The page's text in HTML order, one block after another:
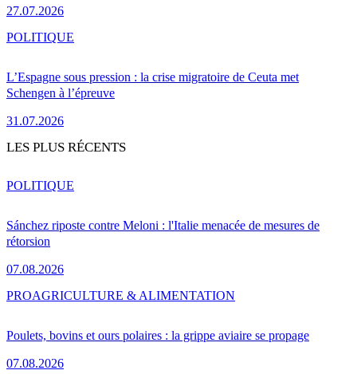
27.07.2026
L’Espagne sous pression : la crise migratoire de Ceuta met
Schengen à l’épreuve
31.07.2026
POLITIQUE
LES PLUS RÉCENTS
Sánchez riposte contre Meloni : l'Italie menacée de mesures de
rétorsion
07.08.2026
POLITIQUE
Poulets, bovins et ours polaires : la grippe aviaire se propage
07.08.2026
PROAGRICULTURE & ALIMENTATION